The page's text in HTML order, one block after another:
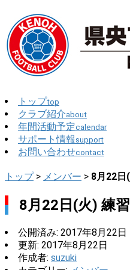
トップtop
クラブ紹介about
年間活動予定calendar
サポート情報 support
お問い合わせcontact
トップ> メンバー > 8月22日
8月22日(火) 練
公開済み: 2017年8月22日
更新: 2017年8月22日
作成者: suzuki